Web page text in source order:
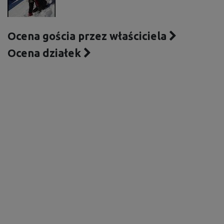
Ocena gościa przez właściciela
Ocena działek